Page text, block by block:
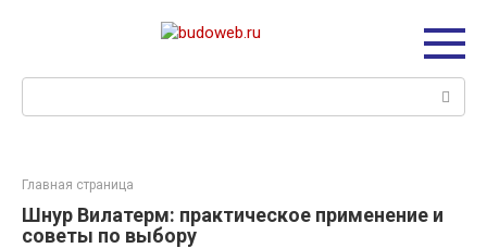
Главная страница
Шнур Вилатерм: практическое применение и
советы по выбору